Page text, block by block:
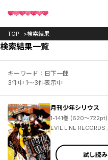
TOP 検索結果
検索結果一覧
キーワード：日下一郎
3件中 1～3件表示中
月刊少年シリウス
1-141巻 (620～722pt)
EVIL LINE RECORDS ／うまみザウルス ／百瀬祐一郎 ／ヤスダスズヒト ／伏瀬 ／茶々 ／杉本萌 ／清水茜 ／弐瓶勉 ／光永康則 ／沙村広明 ／土田陸 ／割田コマ ／蟹江鉄史 ／馬場康誌 ／加茂セイ ／刀坂アキラ ／遠山えま ／カトウコトノ ／柿原優子 ／ヤス ／川上泰樹 ／高田裕三 ／横田卓馬 ／イダタツヒコ ／士貴智志 ／虎走かける ／タツオ ／柴 ／神楽坂淳 ／雷蔵 ／荒木光 ／香月日輪 ／深山和香 ／戸野タエ ／リカチ ／MAGES. ／Chiyo St.Inc ／園心ふつう ／梅原英司
試し読み